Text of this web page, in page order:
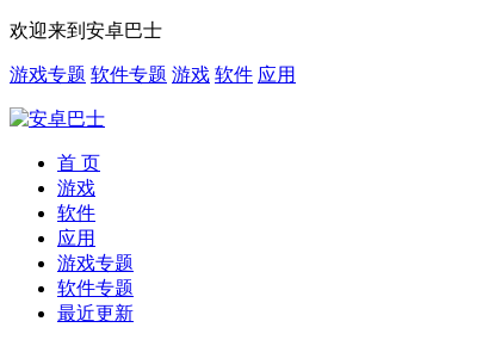
欢迎来到安卓巴士
游戏专题 软件专题 游戏 软件 应用
首 页
游戏
软件
应用
游戏专题
软件专题
最近更新